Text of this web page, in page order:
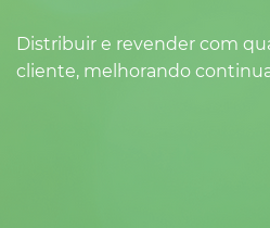
Distribuir e revender com
cliente, melhorando